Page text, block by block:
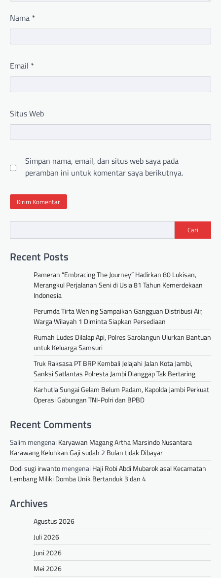
Nama *
Email *
Situs Web
Simpan nama, email, dan situs web saya pada
peramban ini untuk komentar saya berikutnya.
Cari
Recent Posts
Pameran “Embracing The Journey” Hadirkan 80 Lukisan,
Merangkul Perjalanan Seni di Usia 81 Tahun Kemerdekaan
Indonesia
Perumda Tirta Wening Sampaikan Gangguan Distribusi Air,
Warga Wilayah 1 Diminta Siapkan Persediaan
Rumah Ludes Dilalap Api, Polres Sarolangun Ulurkan Bantuan
untuk Keluarga Samsuri
Truk Raksasa PT BRP Kembali Jelajahi Jalan Kota Jambi,
Sanksi Satlantas Polresta Jambi Dianggap Tak Bertaring
Karhutla Sungai Gelam Belum Padam, Kapolda Jambi Perkuat
Operasi Gabungan TNI-Polri dan BPBD
Recent Comments
Salim mengenai Karyawan Magang Artha Marsindo Nusantara
Karawang Keluhkan Gaji sudah 2 Bulan tidak Dibayar
Dodi sugi irwantomengenai Haji Robi Abdi Mubarok asal Kecamatan
Lembang Miliki Domba Unik Bertanduk 3 dan 4
Archives
Agustus 2026
Juli 2026
Juni 2026
Mei 2026